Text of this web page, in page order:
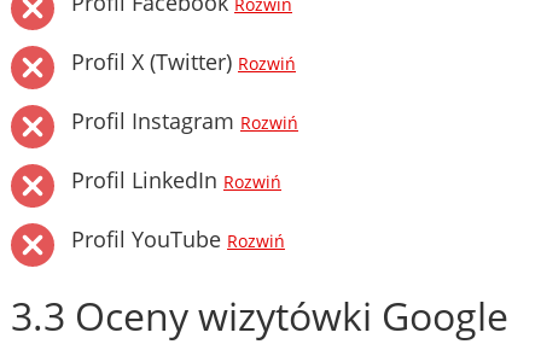
Rozwiń
Profil X (Twitter) Rozwiń
Profil Instagram Rozwiń
Profil LinkedIn Rozwiń
Profil YouTube Rozwiń
3.3 Oceny wizytówki Google